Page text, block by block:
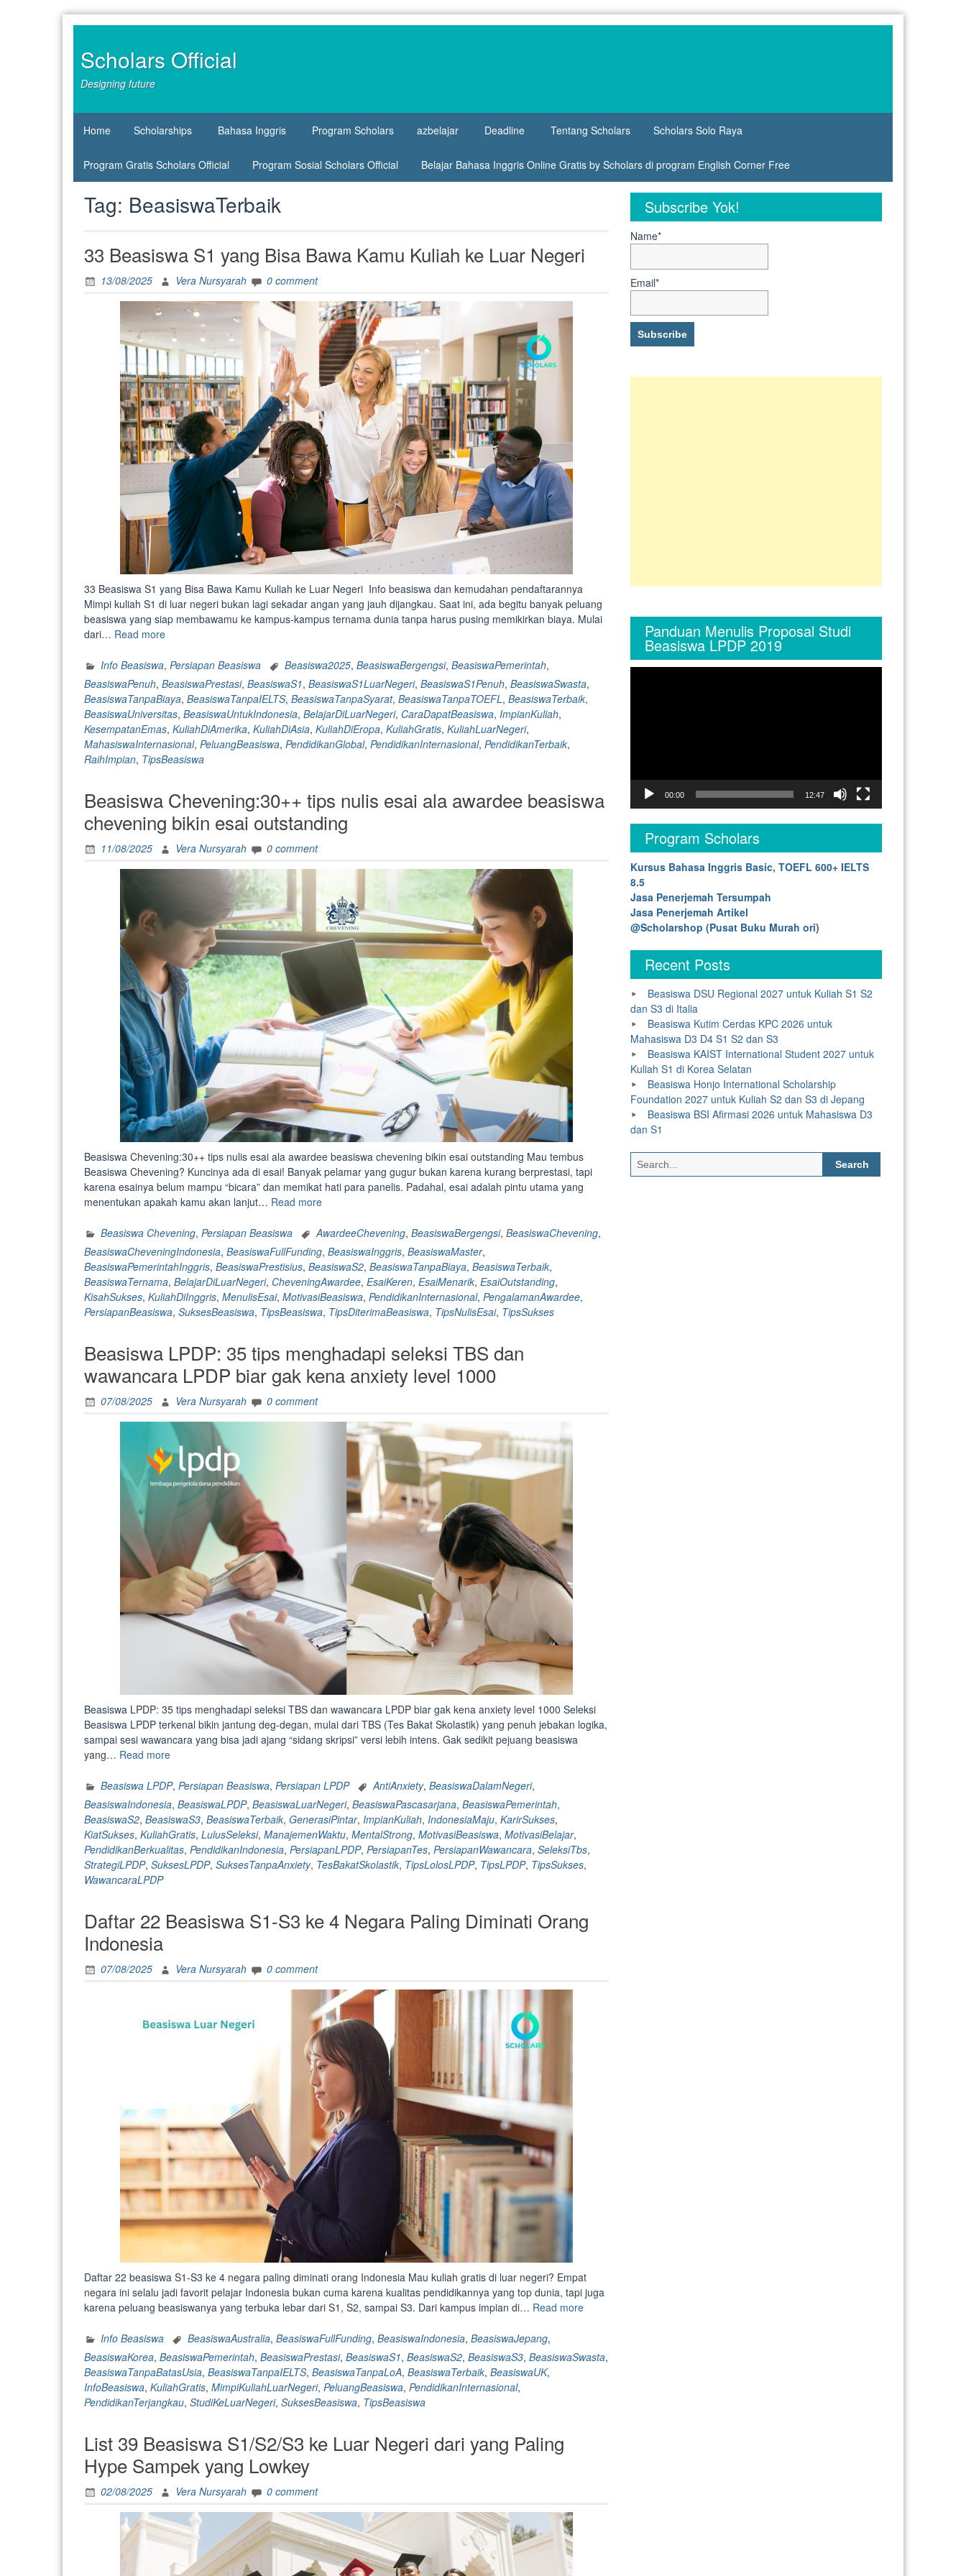
Scholars Official
Designing future
Home Scholarships Bahasa Inggris Program Scholars azbelajar Deadline Tentang Scholars Scholars Solo Raya
Program Gratis Scholars Official Program Sosial Scholars Official Belajar Bahasa Inggris Online Gratis by Scholars di program English Corner Free
Tag: BeasiswaTerbaik
33 Beasiswa S1 yang Bisa Bawa Kamu Kuliah ke Luar Negeri
13/08/2025 Vera Nursyarah 0 comment
33 Beasiswa S1 yang Bisa Bawa Kamu Kuliah ke Luar Negeri Info beasiswa dan kemudahan pendaftarannya
Mimpi kuliah S1 di luar negeri bukan lagi sekadar angan yang jauh dijangkau. Saat ini, ada begitu banyak peluang
beasiswa yang siap membawamu ke kampus-kampus ternama dunia tanpa harus pusing memikirkan biaya. Mulai
dari… Read more“33
S1
yang
Bisa
Bawa
Kamu
Kuliah
ke
Info Beasiswa, Persiapan Beasiswa Beasiswa2025, BeasiswaBergengsi, BeasiswaPemerintah,
BeasiswaPenuh, BeasiswaPrestasi, BeasiswaS1, BeasiswaS1LuarNegeri, BeasiswaS1Penuh, BeasiswaSwasta,
BeasiswaTanpaBiaya, BeasiswaTanpaIELTS, BeasiswaTanpaSyarat, BeasiswaTanpaTOEFL, BeasiswaTerbaik,
BeasiswaUniversitas, BeasiswaUntukIndonesia, BelajarDiLuarNegeri, CaraDapatBeasiswa, ImpianKuliah,
KesempatanEmas, KuliahDiAmerika, KuliahDiAsia, KuliahDiEropa, KuliahGratis, KuliahLuarNegeri,
MahasiswaInternasional, PeluangBeasiswa, PendidikanGlobal, PendidikanInternasional, PendidikanTerbaik,
RaihImpian, TipsBeasiswa
Beasiswa Chevening:30++ tips nulis esai ala awardee beasiswa
chevening bikin esai outstanding
11/08/2025 Vera Nursyarah 0 comment
Beasiswa Chevening:30++ tips nulis esai ala awardee beasiswa chevening bikin esai outstanding Mau tembus
Beasiswa Chevening? Kuncinya ada di esai! Banyak pelamar yang gugur bukan karena kurang berprestasi, tapi
karena esainya belum mampu “bicara” dan memikat hati para panelis. Padahal, esai adalah pintu utama yang
menentukan apakah kamu akan lanjut… Read more“Beasiswa
tips
nulis
esai
ala
awardee
beasiswa
chevening
esai
outstanding”
Beasiswa Chevening, Persiapan Beasiswa AwardeeChevening, BeasiswaBergengsi, BeasiswaChevening,
BeasiswaCheveningIndonesia, BeasiswaFullFunding, BeasiswaInggris, BeasiswaMaster,
BeasiswaPemerintahInggris, BeasiswaPrestisius, BeasiswaS2, BeasiswaTanpaBiaya, BeasiswaTerbaik,
BeasiswaTernama, BelajarDiLuarNegeri, CheveningAwardee, EsaiKeren, EsaiMenarik, EsaiOutstanding,
KisahSukses, KuliahDiInggris, MenulisEsai, MotivasiBeasiswa, PendidikanInternasional, PengalamanAwardee,
PersiapanBeasiswa, SuksesBeasiswa, TipsBeasiswa, TipsDiterimaBeasiswa, TipsNulisEsai, TipsSukses
Beasiswa LPDP: 35 tips menghadapi seleksi TBS dan
wawancara LPDP biar gak kena anxiety level 1000
07/08/2025 Vera Nursyarah 0 comment
Beasiswa LPDP: 35 tips menghadapi seleksi TBS dan wawancara LPDP biar gak kena anxiety level 1000 Seleksi
Beasiswa LPDP terkenal bikin jantung deg-degan, mulai dari TBS (Tes Bakat Skolastik) yang penuh jebakan logika,
sampai sesi wawancara yang bisa jadi ajang “sidang skripsi” versi lebih intens. Gak sedikit pejuang beasiswa
yang… Read more“Beasiswa
35
tips
menghadapi
seleksi
TBS
dan
wawancara
gak
level
Beasiswa LPDP, Persiapan Beasiswa, Persiapan LPDP AntiAnxiety, BeasiswaDalamNegeri,
BeasiswaIndonesia, BeasiswaLPDP, BeasiswaLuarNegeri, BeasiswaPascasarjana, BeasiswaPemerintah,
BeasiswaS2, BeasiswaS3, BeasiswaTerbaik, GenerasiPintar, ImpianKuliah, IndonesiaMaju, KarirSukses,
KiatSukses, KuliahGratis, LulusSeleksi, ManajemenWaktu, MentalStrong, MotivasiBeasiswa, MotivasiBelajar,
PendidikanBerkualitas, PendidikanIndonesia, PersiapanLPDP, PersiapanTes, PersiapanWawancara, SeleksiTbs,
StrategiLPDP, SuksesLPDP, SuksesTanpaAnxiety, TesBakatSkolastik, TipsLolosLPDP, TipsLPDP, TipsSukses,
WawancaraLPDP
Daftar 22 Beasiswa S1-S3 ke 4 Negara Paling Diminati Orang
Indonesia
07/08/2025 Vera Nursyarah 0 comment
Daftar 22 beasiswa S1-S3 ke 4 negara paling diminati orang Indonesia Mau kuliah gratis di luar negeri? Empat
negara ini selalu jadi favorit pelajar Indonesia bukan cuma karena kualitas pendidikannya yang top dunia, tapi juga
karena peluang beasiswanya yang terbuka lebar dari S1, S2, sampai S3. Dari kampus impian di… Read more“Daftar
S1-
Info Beasiswa BeasiswaAustralia, BeasiswaFullFunding, BeasiswaIndonesia, BeasiswaJepang,
BeasiswaKorea, BeasiswaPemerintah, BeasiswaPrestasi, BeasiswaS1, BeasiswaS2, BeasiswaS3, BeasiswaSwasta,
BeasiswaTanpaBatasUsia, BeasiswaTanpaIELTS, BeasiswaTanpaLoA, BeasiswaTerbaik, BeasiswaUK,
InfoBeasiswa, KuliahGratis, MimpiKuliahLuarNegeri, PeluangBeasiswa, PendidikanInternasional,
PendidikanTerjangkau, StudiKeLuarNegeri, SuksesBeasiswa, TipsBeasiswa
List 39 Beasiswa S1/S2/S3 ke Luar Negeri dari yang Paling
Hype Sampek yang Lowkey
02/08/2025 Vera Nursyarah 0 comment
Subscribe Yok!
Name*
Email*
Panduan Menulis Proposal Studi
Beasiswa LPDP 2019
00:00 12:47
Program Scholars
Kursus Bahasa Inggris Basic, TOEFL 600+ IELTS
8.5
Jasa Penerjemah Tersumpah
Jasa Penerjemah Artikel
@Scholarshop (Pusat Buku Murah ori)
Recent Posts
Beasiswa DSU Regional 2027 untuk Kuliah S1 S2
dan S3 di Italia
Beasiswa Kutim Cerdas KPC 2026 untuk
Mahasiswa D3 D4 S1 S2 dan S3
Beasiswa KAIST International Student 2027 untuk
Kuliah S1 di Korea Selatan
Beasiswa Honjo International Scholarship
Foundation 2027 untuk Kuliah S2 dan S3 di Jepang
Beasiswa BSI Afirmasi 2026 untuk Mahasiswa D3
dan S1
Search
for: